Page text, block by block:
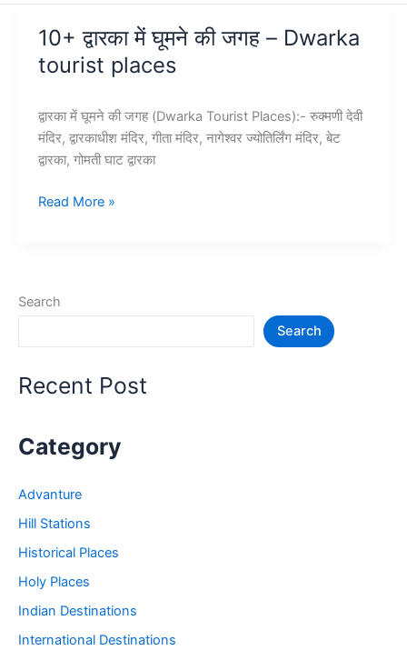
10+ द्वारका में घूमने की जगह – Dwarka
tourist places
द्वारका में घूमने की जगह (Dwarka Tourist Places):- रुक्मणी देवी
मंदिर, द्वारकाधीश मंदिर, गीता मंदिर, नागेश्वर ज्योतिर्लिंग मंदिर, बेट
द्वारका, गोमती घाट द्वारका
10+
जगह
places
Read More »
Search
Search
Recent Post
Category
Advanture
Hill Stations
Historical Places
Holy Places
Indian Destinations
International Destinations